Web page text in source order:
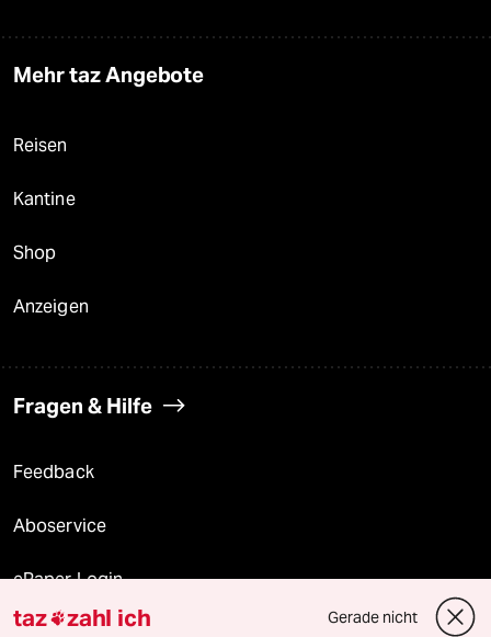
Mehr taz Angebote
Reisen
Kantine
Shop
Anzeigen
Fragen & Hilfe
Feedback
Aboservice
ePaper Login
taz zahl ich Gerade nicht